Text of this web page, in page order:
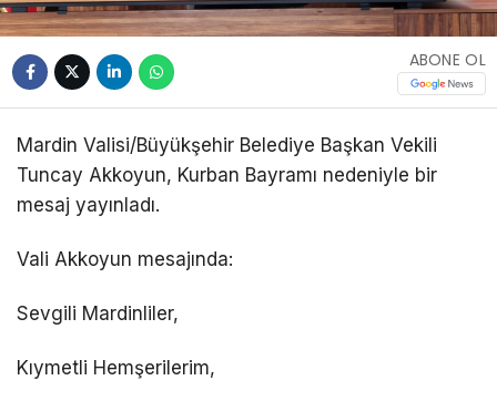
ABONE OL
Mardin Valisi/Büyükşehir Belediye Başkan Vekili
Tuncay Akkoyun, Kurban Bayramı nedeniyle bir
mesaj yayınladı.
Vali Akkoyun mesajında:
Sevgili Mardinliler,
Kıymetli Hemşerilerim,